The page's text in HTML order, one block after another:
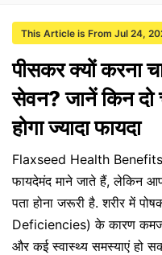
This Article is From Jul 24,
पीसकर क्यों करना
सेवन? जानें किन दो
होगा ज्यादा फायदा
Flaxseed Health
फायदेमंद माने जाते हैं, लेकिन
पता होना जरूरी है. शरीर में
Deficiencies) के कारण
और कई स्वास्थ्य समस्याएं हो